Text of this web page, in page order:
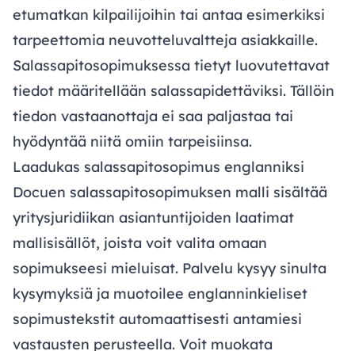
etumatkan kilpailijoihin tai antaa esimerkiksi
tarpeettomia neuvotteluvaltteja asiakkaille.
Salassapitosopimuksessa tietyt luovutettavat
tiedot määritellään salassapidettäviksi. Tällöin
tiedon vastaanottaja ei saa paljastaa tai
hyödyntää niitä omiin tarpeisiinsa.
Laadukas salassapitosopimus englanniksi
Docuen salassapitosopimuksen malli sisältää
yritysjuridiikan asiantuntijoiden laatimat
mallisisällöt, joista voit valita omaan
sopimukseesi mieluisat. Palvelu kysyy sinulta
kysymyksiä ja muotoilee englanninkieliset
sopimustekstit automaattisesti antamiesi
vastausten perusteella. Voit muokata